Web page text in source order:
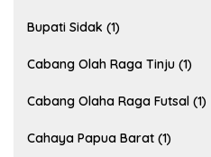
Bupati Sidak (1)
Cabang Olah Raga Tinju (1)
Cabang Olaha Raga Futsal (1)
Cahaya Papua Barat (1)